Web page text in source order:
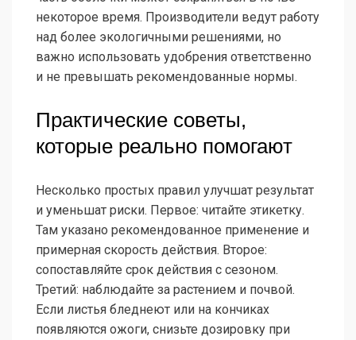
некоторое время. Производители ведут работу
над более экологичными решениями, но
важно использовать удобрения ответственно
и не превышать рекомендованные нормы.
Практические советы,
которые реально помогают
Несколько простых правил улучшат результат
и уменьшат риски. Первое: читайте этикетку.
Там указано рекомендованное применение и
примерная скорость действия. Второе:
сопоставляйте срок действия с сезоном.
Третий: наблюдайте за растением и почвой.
Если листья бледнеют или на кончиках
появляются ожоги, снизьте дозировку при